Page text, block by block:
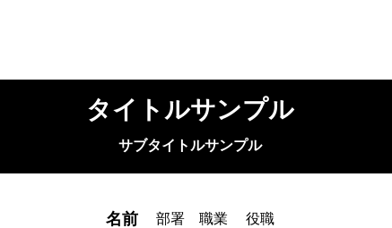
タイトルサンプル
サブタイトルサンプル
名前 部署 職業 役職